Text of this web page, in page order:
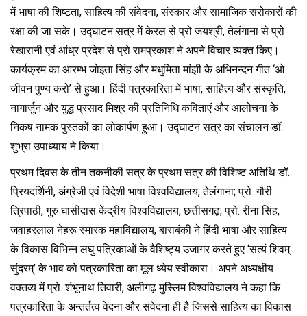
में भाषा की शिष्टता, साहित्य की संवेदना, संस्कार और सामाजिक सरोकारों की
रक्षा की जा सके। उद्घाटन सत्र में केरल से प्रो जयश्री, तेलंगाना से प्रो
रेखारानी एवं आंध्र प्रदेश से प्रो रामप्रकाश ने अपने विचार व्यक्त किए।
कार्यक्रम का आरम्भ जोइता सिंह और मधुमिता मांझी के अभिनन्दन गीत ‘ओ
जीवन पुण्य करो’ से हुआ। हिंदी पत्रकारिता में भाषा, साहित्य और संस्कृति,
नागार्जुन और युद्ध प्रसाद मिश्र की प्रतिनिधि कविताएं और आलोचना के
निकष नामक पुस्तकों का लोकार्पण हुआ। उद्घाटन सत्र का संचालन डॉ.
शुभ्रा उपाध्याय ने किया।
प्रथम दिवस के तीन तकनीकी सत्र के प्रथम सत्र की विशिष्ट अतिथि डॉ.
प्रियदर्शिनी, अंग्रेजी एवं विदेशी भाषा विश्वविद्यालय, तेलंगाना; प्रो. गौरी
त्रिपाठी, गुरु घासीदास केंद्रीय विश्वविद्यालय, छत्तीसगढ़; प्रो. रीना सिंह,
जवाहरलाल नेहरू स्मारक महाविद्यालय, बाराबंकी ने हिंदी भाषा और साहित्य
के विकास विभिन्न लघु पत्रिकाओं के वैशिष्ट्य उजागर करते हुए ‘सत्यं शिवम्
सुंदरम्’ के भाव को पत्रकारिता का मूल ध्येय स्वीकारा। अपने अध्यक्षीय
वक्तव्य में प्रो. शंभूनाथ तिवारी, अलीगढ़ मुस्लिम विश्वविद्यालय ने कहा कि
पत्रकारिता के अन्तर्तत्व वेदना और संवेदना ही है जिससे साहित्य का विकास